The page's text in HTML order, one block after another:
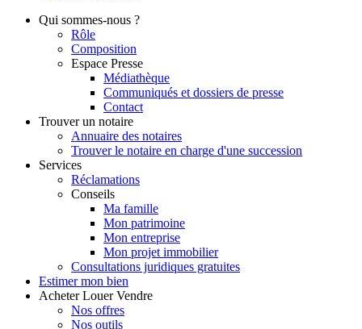
Qui sommes-nous ?
Rôle
Composition
Espace Presse
Médiathèque
Communiqués et dossiers de presse
Contact
Trouver un notaire
Annuaire des notaires
Trouver le notaire en charge d'une succession
Services
Réclamations
Conseils
Ma famille
Mon patrimoine
Mon entreprise
Mon projet immobilier
Consultations juridiques gratuites
Estimer mon bien
Acheter Louer Vendre
Nos offres
Nos outils